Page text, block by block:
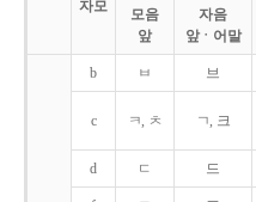
자모
모음
앞
자음
앞ㆍ어말
b ㅂ 브
c ㅋ, ㅊ ㄱ, 크
d ㄷ 드